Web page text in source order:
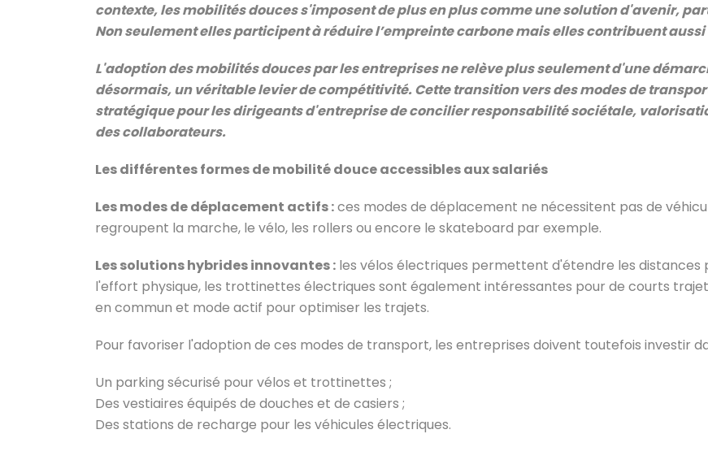
contexte, les mobilités douces s'imposent de plus en plus comme une solution d'avenir,
Non seulement elles participent à réduire l’empreinte carbone mais elles contribuent
L'adoption des mobilités douces par les entreprises ne relève plus seulement d'une
désormais, un véritable levier de compétitivité. Cette transition vers des modes de
stratégique pour les dirigeants d'entreprise de concilier responsabilité sociétale,
des collaborateurs.
Les différentes formes de mobilité douce accessibles aux salariés
Les modes de déplacement actifs :ces modes de déplacement ne nécessitent pas de
regroupent la marche, le vélo, les rollers ou encore le skateboard par exemple.
Les solutions hybrides innovantes : les vélos électriques permettent d'étendre les distances
l'effort physique, les trottinettes électriques sont également intéressantes pour de courts
en commun et mode actif pour optimiser les trajets.
Pour favoriser l'adoption de ces modes de transport, les entreprises doivent toutefois investir
Un parking sécurisé pour vélos et trottinettes ;
Des vestiaires équipés de douches et de casiers ;
Des stations de recharge pour les véhicules électriques.